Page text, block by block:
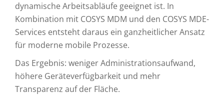
dynamische Arbeitsabläufe geeignet ist. In
Kombination mit COSYS MDM und den COSYS MDE-
Services entsteht daraus ein ganzheitlicher Ansatz
für moderne mobile Prozesse.
Das Ergebnis: weniger Administrationsaufwand,
höhere Geräteverfügbarkeit und mehr
Transparenz auf der Fläche.